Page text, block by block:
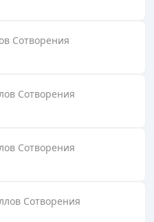
Сотворения
Сотворения
Сотворения
Сотворения